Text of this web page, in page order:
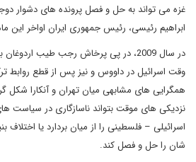
غزه می تواند به حل و فصل پرونده های دشوار
ابراهیم رئیسی، رئیس جمهوری ایران اواخر این
در سال 2009، در پی پرخاش رجب طیب
همگرایی های مشابهی میان تهران و آنکارا شکل
نزدیکی های موقت بتواند ناسازگاری در سیاست
اسرائیلی – فلسطینی را از میان بردارد یا اختلاف
شان را حل و فصل کند.